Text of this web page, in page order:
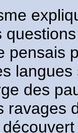
pensais
des
ravages